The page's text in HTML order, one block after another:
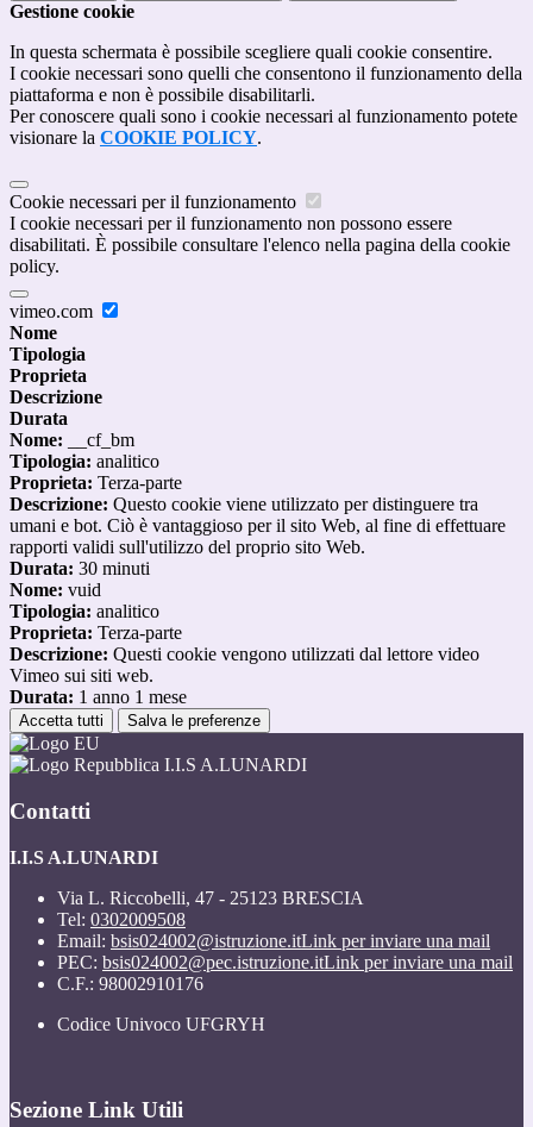
Gestione cookie
In questa schermata è possibile scegliere quali cookie consentire.
I cookie necessari sono quelli che consentono il funzionamento della
piattaforma e non è possibile disabilitarli.
Per conoscere quali sono i cookie necessari al funzionamento potete
visionare la COOKIE POLICY.
Cookie necessari per il funzionamento
I cookie necessari per il funzionamento non possono essere
disabilitati. È possibile consultare l'elenco nella pagina della cookie
policy.
vimeo.com
Nome
Tipologia
Proprieta
Descrizione
Durata
Nome: __cf_bm
Tipologia: analitico
Proprieta: Terza-parte
Descrizione: Questo cookie viene utilizzato per distinguere tra
umani e bot. Ciò è vantaggioso per il sito Web, al fine di effettuare
rapporti validi sull'utilizzo del proprio sito Web.
Durata: 30 minuti
Nome: vuid
Tipologia: analitico
Proprieta: Terza-parte
Descrizione: Questi cookie vengono utilizzati dal lettore video
Vimeo sui siti web.
Durata: 1 anno 1 mese
Accetta tutti Salva le preferenze
I.I.S A.LUNARDI
Contatti
I.I.S A.LUNARDI
Via L. Riccobelli, 47 - 25123 BRESCIA
Tel: 0302009508
Email: bsis024002@istruzione.itLink per inviare una mail
PEC: bsis024002@pec.istruzione.itLink per inviare una mail
C.F.: 98002910176
Codice Univoco UFGRYH
Sezione Link Utili